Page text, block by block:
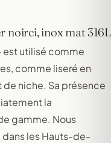
noirci, inox mat 316L
est utilisé comme
comme liseré en
niche. Sa présence
la
gamme. Nous
les Hauts-de-